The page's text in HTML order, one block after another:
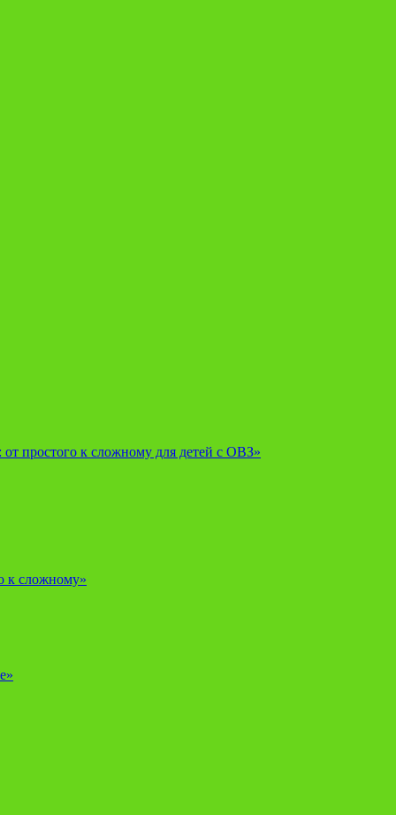
простого к сложному для детей с ОВЗ»
к сложному»